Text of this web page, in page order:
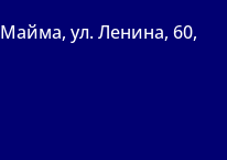
ул. Ленина, 60,